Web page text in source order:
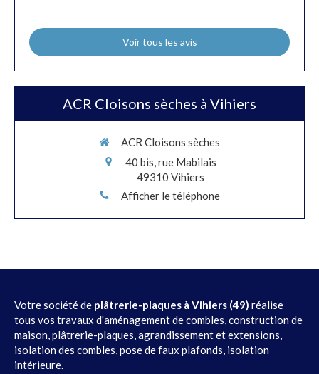
Voir tous les avis
ACR Cloisons sèches à Vihiers
ACR Cloisons sèches
40 bis, rue Mabilais
49310 Vihiers
Afficher le téléphone
Votre société de plâtrerie-plaques à Vihiers (49) réalise
tous vos travaux d'aménagement de combles, construction de
maison, plâtrerie-plaques, agrandissement et extensions,
isolation des combles, pose de faux plafonds, isolation
intérieure.